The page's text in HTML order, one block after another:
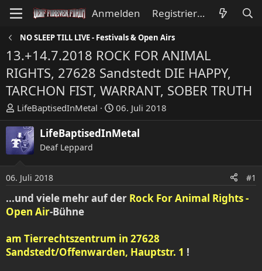
Anmelden Registrieren
NO SLEEP TILL LIVE - Festivals & Open Airs
13.+14.7.2018 ROCK FOR ANIMAL
RIGHTS, 27628 Sandstedt DIE HAPPY,
TARCHON FIST, WARRANT, SOBER TRUTH
E
r
s
t
e
l
e
r
LifeBaptisedInMetal
E
r
s
l
t
a
06. Juli 2018
LifeBaptisedInMetal
Deaf Leppard
06. Juli 2018 #1
...und viele mehr auf der Rock For Animal Rights -
Open Air-Bühne
am Tierrechtszentrum in 27628
Sandstedt/Offenwarden, Hauptstr. 1 !